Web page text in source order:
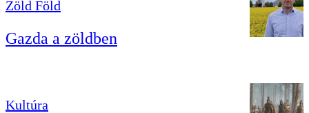
Zöld Föld
Gazda a zöldben
Kultúra